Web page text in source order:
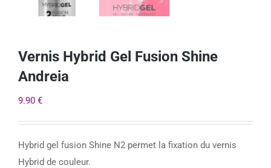
Vernis Hybrid Gel Fusion Shine
Andreia
9.90 €
Hybrid gel fusion Shine N2 permet la fixation du vernis
Hybrid de couleur.